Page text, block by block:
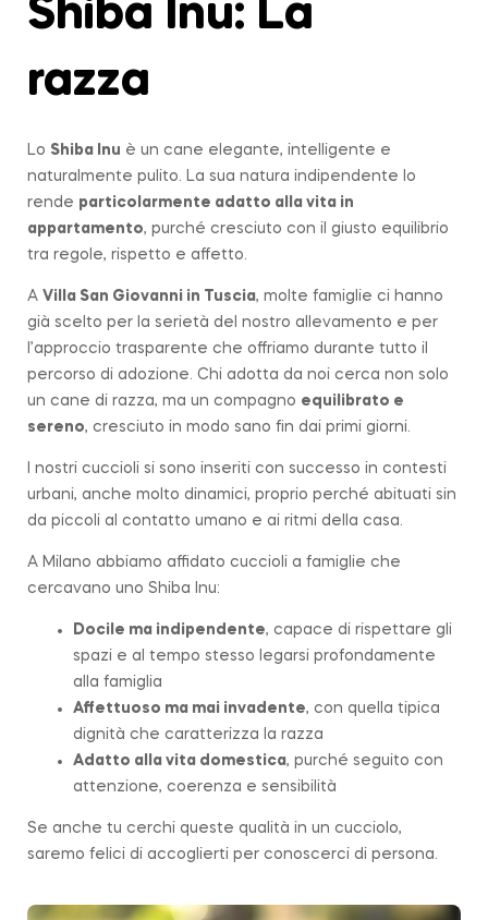
Shiba Inu: La
razza
Lo Shiba Inu è un cane elegante, intelligente e
naturalmente pulito. La sua natura indipendente lo
rende particolarmente adatto alla vita in
appartamento, purché cresciuto con il giusto equilibrio
tra regole, rispetto e affetto.
A Villa San Giovanni in Tuscia, molte famiglie ci hanno
già scelto per la serietà del nostro allevamento e per
l’approccio trasparente che offriamo durante tutto il
percorso di adozione. Chi adotta da noi cerca non solo
un cane di razza, ma un compagno equilibrato e
sereno, cresciuto in modo sano fin dai primi giorni.
I nostri cuccioli si sono inseriti con successo in contesti
urbani, anche molto dinamici, proprio perché abituati sin
da piccoli al contatto umano e ai ritmi della casa.
A Milano abbiamo affidato cuccioli a famiglie che
cercavano uno Shiba Inu:
Docile ma indipendente, capace di rispettare gli
spazi e al tempo stesso legarsi profondamente
alla famiglia
Affettuoso ma mai invadente, con quella tipica
dignità che caratterizza la razza
Adatto alla vita domestica, purché seguito con
attenzione, coerenza e sensibilità
Se anche tu cerchi queste qualità in un cucciolo,
saremo felici di accoglierti per conoscerci di persona.